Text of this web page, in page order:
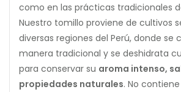
como en las prácticas tradicionales
Nuestro tomillo proviene de cultivos
diversas regiones del Perú, donde se
manera tradicional y se deshidrata
para conservar su aroma intenso,
propiedades naturales. No